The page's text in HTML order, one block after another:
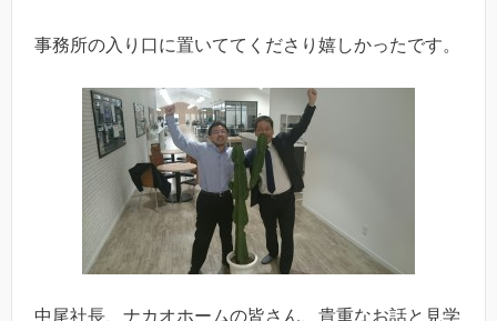
事務所の入り口に置いててくださり嬉しかったです。
中尾社長、ナカオホームの皆さん、貴重なお話と見学